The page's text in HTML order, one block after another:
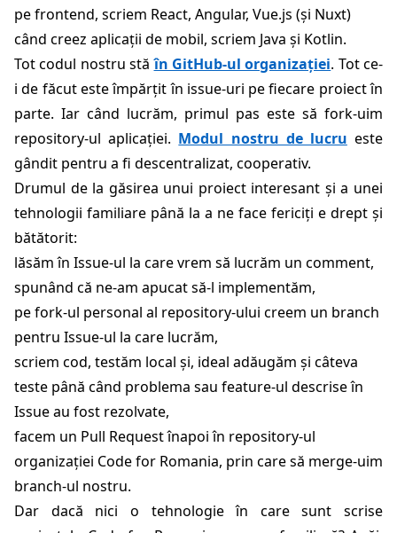
pe frontend, scriem React, Angular, Vue.js (și Nuxt)
când creez aplicații de mobil, scriem Java și Kotlin.
Tot codul nostru stăîn GitHub-ul organizației. Tot ce-
i de făcut este împărțit în issue-uri pe fiecare proiect în
parte. Iar când lucrăm, primul pas este să fork-uim
repository-ul aplicației. Modul nostru de lucru este
gândit pentru a fi descentralizat, cooperativ.
Drumul de la găsirea unui proiect interesant și a unei
tehnologii familiare până la a ne face fericiți e drept și
bătătorit:
lăsăm în Issue-ul la care vrem să lucrăm un comment,
spunând că ne-am apucat să-l implementăm,
pe fork-ul personal al repository-ului creem un branch
pentru Issue-ul la care lucrăm,
scriem cod, testăm local și, ideal adăugăm și câteva
teste până când problema sau feature-ul descrise în
Issue au fost rezolvate,
facem un Pull Request înapoi în repository-ul
organizației Code for Romania, prin care să merge-uim
branch-ul nostru.
Dar dacă nici o tehnologie în care sunt scrise